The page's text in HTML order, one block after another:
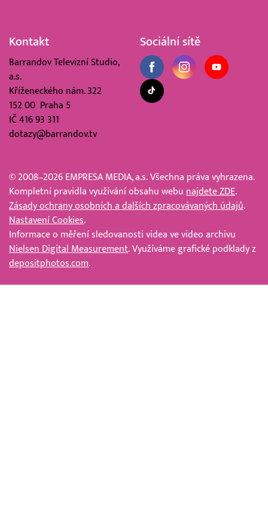
Kontakt
Barrandov Televizní Studio,
a.s.
Kříženeckého nám. 322
152 00 Praha 5
IČ 416 93 311
dotazy@barrandov.tv
Sociální sítě
© 2008–2026 EMPRESA MEDIA, a.s. Všechna práva vyhrazena.
Kompletní pravidla využívání obsahu webu najdete ZDE.
Zásady ochrany osobních a dalších zpracovávaných údajů.
Nastavení Cookies.
Informace o měření sledovanosti videa ve video archivu
Nielsen Digital Measurement. Využíváme grafické podklady z
depositphotos.com.